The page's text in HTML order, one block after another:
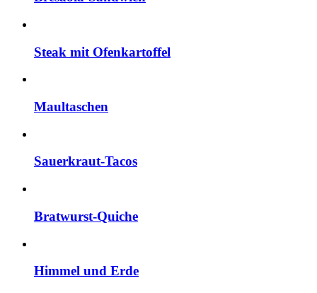
Steak mit Ofenkartoffel
Maultaschen
Sauerkraut-Tacos
Bratwurst-Quiche
Himmel und Erde